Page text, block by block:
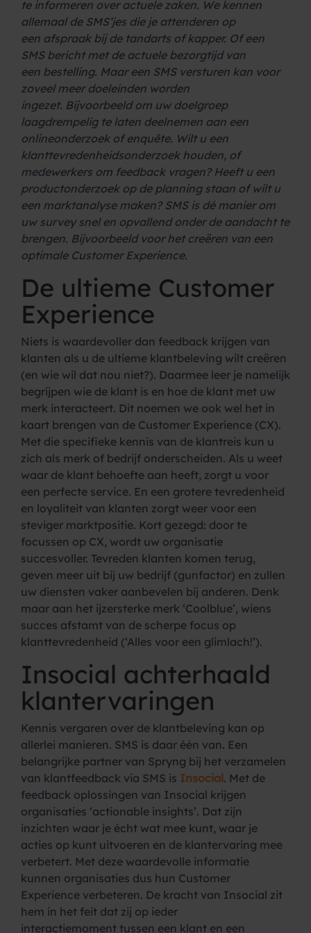
te informeren over actuele zaken. We kennen
allemaal de SMS’jes die je attenderen op
een afspraak bij de tandarts of kapper. Of een
SMS bericht met de actuele bezorgtijd van
een bestelling. Maar een SMS versturen kan voor
zoveel meer doeleinden worden
ingezet. Bijvoorbeeld om uw doelgroep
laagdrempelig te laten deelnemen aan een
onlineonderzoek of enquête. Wilt u een
klanttevredenheidsonderzoek houden, of
medewerkers om feedback vragen? Heeft u een
productonderzoek op de planning staan of wilt u
een marktanalyse maken? SMS is dé manier om
uw survey snel en opvallend onder de aandacht te
brengen. Bijvoorbeeld voor het creëren van een
optimale Customer Experience.
De ultieme Customer
Experience
Niets is waardevoller dan feedback krijgen van
klanten als u de ultieme klantbeleving wilt creëren
(en wie wil dat nou niet?). Daarmee leer je namelijk
begrijpen wie de klant is en hoe de klant met uw
merk interacteert. Dit noemen we ook wel het in
kaart brengen van de Customer Experience (CX).
Met die specifieke kennis van de klantreis kun u
zich als merk of bedrijf onderscheiden. Als u weet
waar de klant behoefte aan heeft, zorgt u voor
een perfecte service. En een grotere tevredenheid
en loyaliteit van klanten zorgt weer voor een
steviger marktpositie. Kort gezegd: door te
focussen op CX, wordt uw organisatie
succesvoller. Tevreden klanten komen terug,
geven meer uit bij uw bedrijf (gunfactor) en zullen
uw diensten vaker aanbevelen bij anderen. Denk
maar aan het ijzersterke merk ‘Coolblue’, wiens
succes afstamt van de scherpe focus op
klanttevredenheid (‘Alles voor een glimlach!’).
Insocial achterhaald
klantervaringen
Kennis vergaren over de klantbeleving kan op
allerlei manieren. SMS is daar één van. Een
belangrijke partner van Spryng bij het verzamelen
van klantfeedback via SMS is Insocial. Met de
feedback oplossingen van Insocial krijgen
organisaties ‘actionable insights’. Dat zijn
inzichten waar je écht wat mee kunt, waar je
acties op kunt uitvoeren en de klantervaring mee
verbetert. Met deze waardevolle informatie
kunnen organisaties dus hun Customer
Experience verbeteren. De kracht van Insocial zit
hem in het feit dat zij op ieder
interactiemoment tussen een klant en een